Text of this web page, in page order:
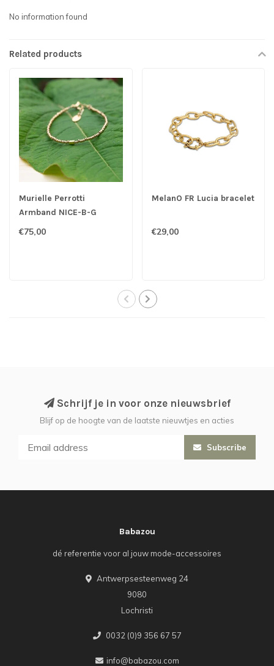
No information found
Related products
Murielle Perrotti
Armband NICE-B-G
€75,00
MelanO FR Lucia bracelet
€29,00
Schrijf je in voor onze nieuwsbrief
Blijf op de hoogte van de laatste nieuwtjes en acties
Subscribe
Babazou
dé referentie voor al jouw mode-accessoires
Antwerpsesteenweg 24
9080
Lochristi
0032 (0)9 356 67 57
info@babazou.com